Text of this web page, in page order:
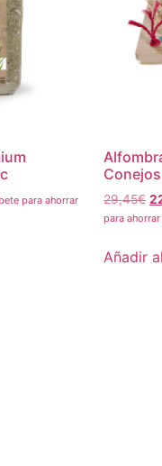
para ahorrar
29,45€
para ahorrar
Añadir